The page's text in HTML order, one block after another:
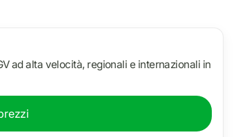
ad alta velocità, regionali e internazionali in